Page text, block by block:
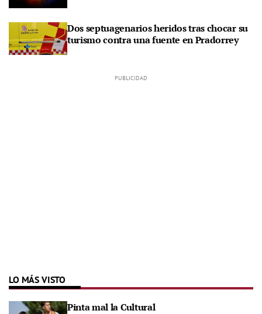
Dos septuagenarios heridos tras chocar su
turismo contra una fuente en Pradorrey
LO MÁS VISTO
Pinta mal la Cultural